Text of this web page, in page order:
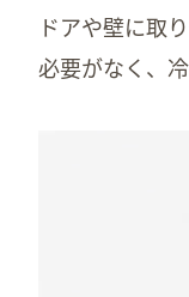
ドアや壁に取
必要がなく、